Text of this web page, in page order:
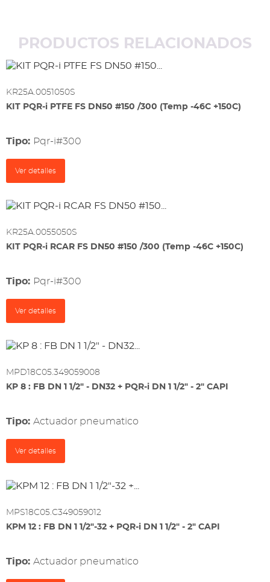
PRODUCTOS RELACIONADOS
KR25A.0051050S
KIT PQR-i PTFE FS DN50 #150 /300 (Temp -46C +150C)
Tipo: pqr-i#300
Ver detalles
KR25A.0055050S
KIT PQR-i RCAR FS DN50 #150 /300 (Temp -46C +150C)
Tipo: pqr-i#300
Ver detalles
MPD18C05.349059008
KP 8 : FB DN 1 1/2" - DN32 + PQR-i DN 1 1/2" - 2" CAPI
Tipo: actuador pneumatico
Ver detalles
MPS18C05.C349059012
KPM 12 : FB DN 1 1/2"-32 + PQR-i DN 1 1/2" - 2" CAPI
Tipo: actuador pneumatico